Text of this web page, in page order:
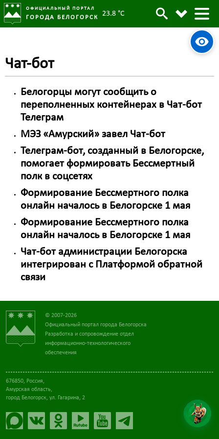
ОФИЦИАЛЬНЫЙ ПОРТАЛ
ГОРОДА БЕЛОГОРСК 23.8 °C
Чат-бот
Белогорцы могут сообщить о
переполненных контейнерах в Чат-бот
Телеграм
МЭЗ «Амурский» завел Чат-бот
Телеграм-бот, созданный в Белогорске,
помогает формировать Бессмертный
полк в соцсетях
Формирование Бессмертного полка
онлайн началось в Белогорске 1 мая
Формирование Бессмертного полка
онлайн началось в Белогорске 1 мая
Чат-бот администрации Белогорска
интегрирован с Платформой обратной
связи
© 2007-2026
Официальный портал города Белогорска
Разработка и сопровождение отдел
информационно-технологического
обеспечения
676850, Россия,
Амурская область,
город Белогорск, ул. Гагарина, 2